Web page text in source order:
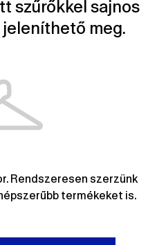
szűrőkkel sajnos
meg.
Rendszeresen szerzünk
termékeket is.